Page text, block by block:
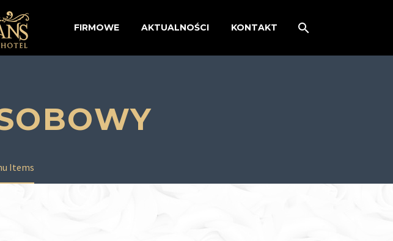
FIRMOWE AKTUALNOŚCI KONTAKT
Items